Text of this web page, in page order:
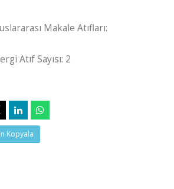
Makale Atıfları:
Atıf Sayısı: 2
Kopyala